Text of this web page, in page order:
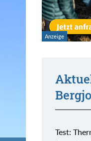
Test: